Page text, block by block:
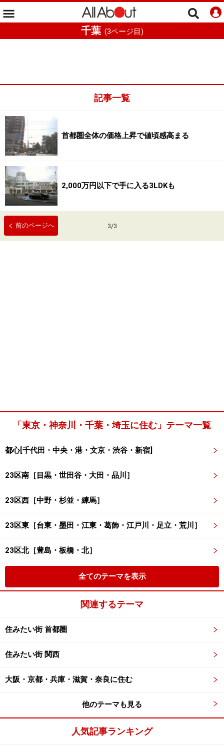
千葉 (3ページ目)
記事一覧
首都圏全体の価格上昇で値頃感高まる
2,000万円以下で手に入る3LDKも
前のページへ 3/3
「東京・神奈川・千葉・埼玉に住む」テーマ一覧
都心[千代田・中央・港・文京・渋谷・新宿]
23区南［目黒・世田谷・大田・品川］
23区西［中野・杉並・練馬］
23区東［台東・墨田・江東・葛飾・江戸川・足立・荒川］
23区北［豊島・板橋・北］
全てのテーマを表示
関連するテーマ
住みたい街 首都圏
住みたい街 関西
大阪・京都・兵庫・滋賀・奈良に住む
他のテーマも見る
人気記事ランキング